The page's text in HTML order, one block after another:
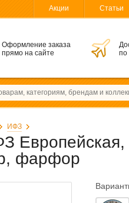
Акции Статьи
Оформление заказа
прямо на сайте
по
ИФЗ
фарфор